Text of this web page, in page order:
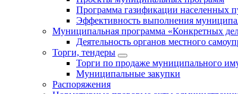
Программа газификации населенных
Эффективность выполнения
Муниципальная программа «Конкретных
Деятельность органов местного
Торги, тендеры
Торги по продаже муниципального
Муниципальные закупки
Распоряжения